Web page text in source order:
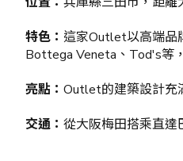
特色： 這家Outlet以高端品
Bottega Veneta、Tod's等
亮點： Outlet的建築設計充
交通： 從大阪梅田搭乘直達